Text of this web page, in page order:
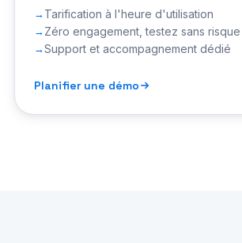
Tarification à l'heure d'utilisation
Zéro engagement, testez sans risque
Support et accompagnement dédié
Planifier une démo